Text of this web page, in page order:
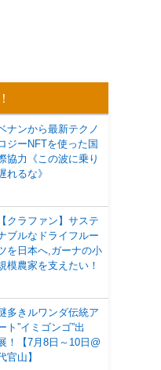
ナンから最新テクノ
ジーNFTを使った国
協力《この波に乗り
れるな》
【クラファン】サステ
ブルなドライフルー
を日本へ,ガーナの小
模農家を支えたい！
多きルワンダ伝統ア
ト”イミゴンゴ”出
展！【7月8日～10日@
官山】